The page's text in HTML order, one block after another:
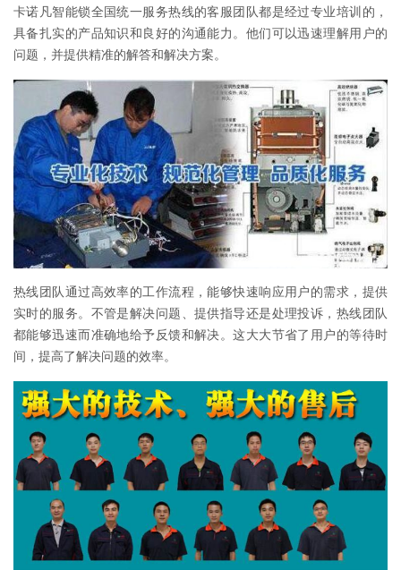
卡诺凡智能锁全国统一服务热线的客服团队都是经过专业培训的，
具备扎实的产品知识和良好的沟通能力。他们可以迅速理解用户的
问题，并提供精准的解答和解决方案。
热线团队通过高效率的工作流程，能够快速响应用户的需求，提供
实时的服务。不管是解决问题、提供指导还是处理投诉，热线团队
都能够迅速而准确地给予反馈和解决。这大大节省了用户的等待时
间，提高了解决问题的效率。